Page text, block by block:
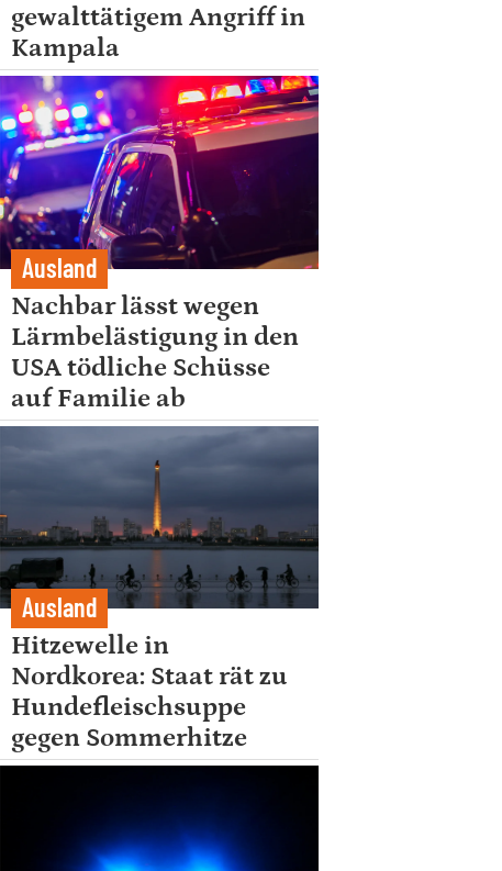
gewalttätigem Angriff in
Kampala
Ausland
Nachbar lässt wegen
Lärmbelästigung in den
USA tödliche Schüsse
auf Familie ab
Ausland
Hitzewelle in
Nordkorea: Staat rät zu
Hundefleischsuppe
gegen Sommerhitze